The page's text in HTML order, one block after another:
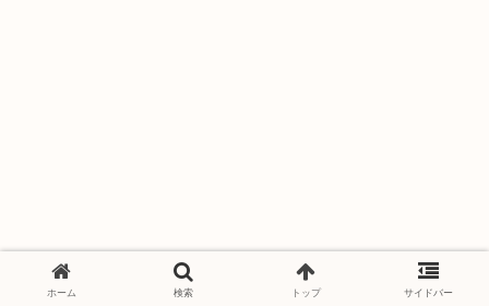
ホーム 検索 トップ サイドバー